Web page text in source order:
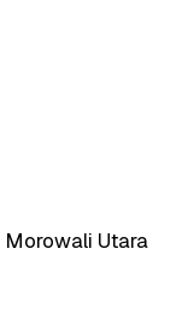
Morowali Utara